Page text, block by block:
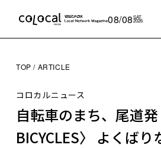
08/08SAT
2026
TOP ARTICLE
コロカルニュース
自転車のまち、尾道
BICYCLES〉 よくば